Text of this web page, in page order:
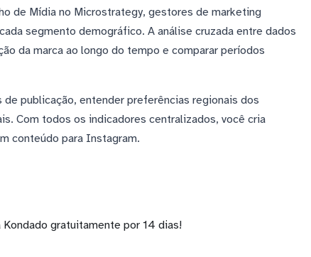
de Mídia no Microstrategy, gestores de marketing
segmento demográfico. A análise cruzada entre dados
da marca ao longo do tempo e comparar períodos
publicação, entender preferências regionais dos
Com todos os indicadores centralizados, você cria
conteúdo para Instagram.
gratuitamente por 14 dias!